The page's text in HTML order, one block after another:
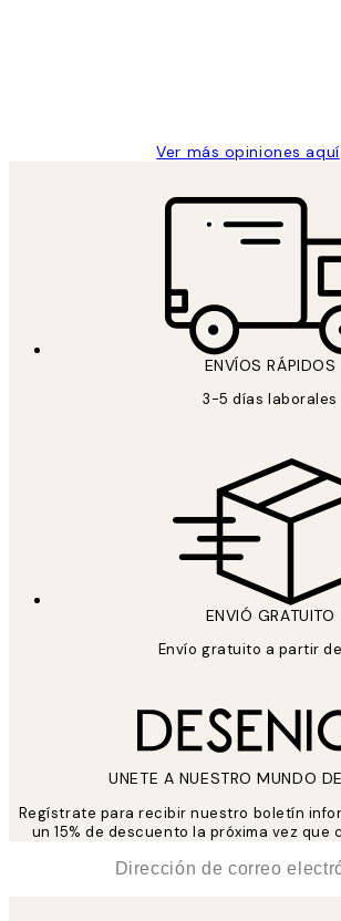
Ver más opiniones aquí
ENVÍOS RÁPIDOS
3-5 días laborales
ENVIÓ GRATUITO
Envío gratuito a partir
UNETE A NUESTRO MUNDO
Regístrate para recibir nuestro boletín
un 15% de descuento la próxima vez que